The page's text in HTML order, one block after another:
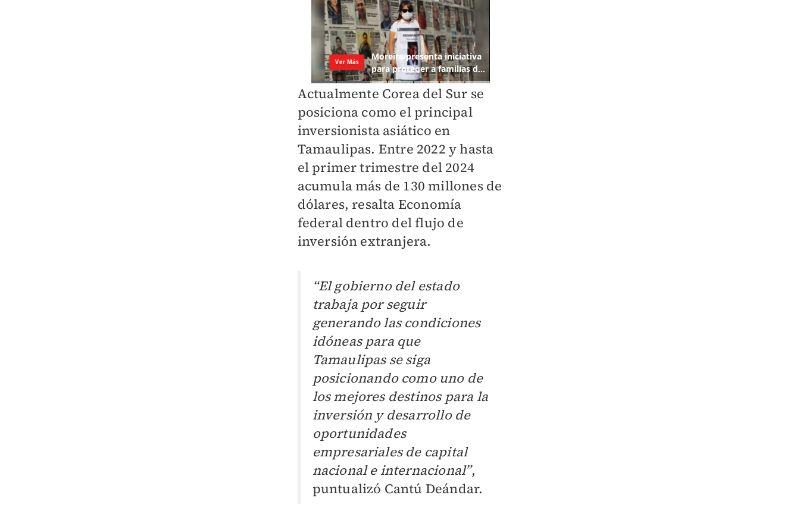
Actualmente Corea del Sur se
posiciona como el principal
inversionista asiático en
Tamaulipas. Entre 2022 y hasta
el primer trimestre del 2024
acumula más de 130 millones de
dólares, resalta Economía
federal dentro del flujo de
inversión extranjera.
“El gobierno del estado
trabaja por seguir
generando las condiciones
idóneas para que
Tamaulipas se siga
posicionando como uno de
los mejores destinos para la
inversión y desarrollo de
oportunidades
empresariales de capital
nacional e internacional”,
puntualizó Cantú Deándar.